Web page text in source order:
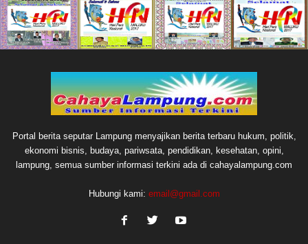
Portal berita seputar Lampung menyajikan berita terbaru hukum, politik,
ekonomi bisnis, budaya, pariwsata, pendidikan, kesehatan, opini,
lampung, semua sumber informasi terkini ada di cahayalampung.com
Hubungi kami: email@gmail.com